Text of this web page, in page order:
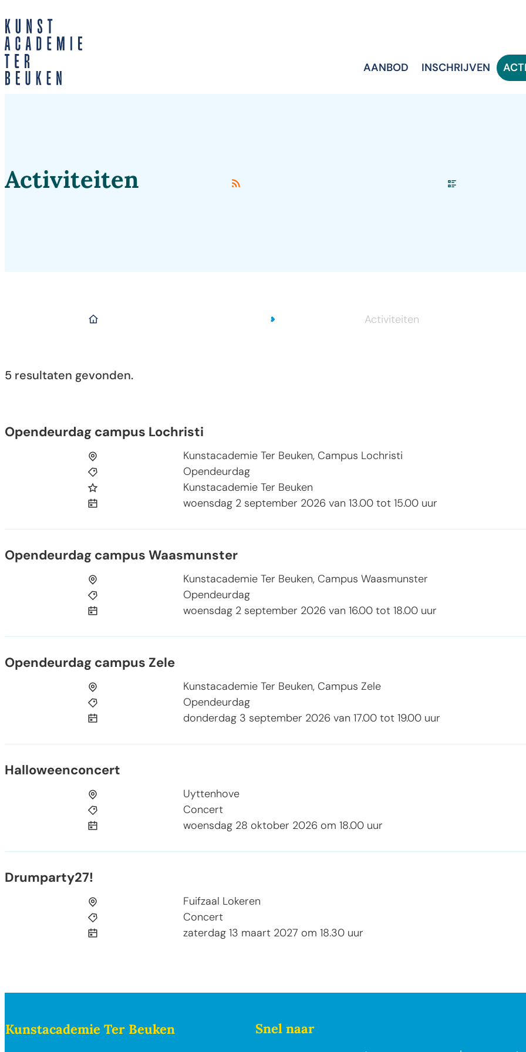
Naar inhoud
Kunstacademie Lokeren
AANBOD INSCHRIJVEN
Activiteiten Rss activiteiten
Activiteiten
5 resultaten gevonden.
Opendeurdag campus Lochristi
Opendeurdag campus Lochristi
Kunstacademie Ter Beuken, Campus Lochristi
Opendeurdag
Kunstacademie Ter Beuken
woensdag 2 september 2026 van 13.00 tot 15.00 uur
Opendeurdag campus Waasmunster
Opendeurdag campus Waasmunster
Kunstacademie Ter Beuken, Campus Waasmunster
Opendeurdag
woensdag 2 september 2026 van 16.00 tot 18.00 uur
Opendeurdag campus Zele
Opendeurdag campus Zele
Kunstacademie Ter Beuken, Campus Zele
Opendeurdag
donderdag 3 september 2026 van 17.00 tot 19.00 uur
Halloweenconcert
Halloweenconcert
Uyttenhove
Concert
woensdag 28 oktober 2026 om 18.00 uur
Drumparty27!
Drumparty27!
Fuifzaal Lokeren
Concert
zaterdag 13 maart 2027 om 18.30 uur
Contact & openingsuren
Kunstacademie Ter Beuken Snel naar